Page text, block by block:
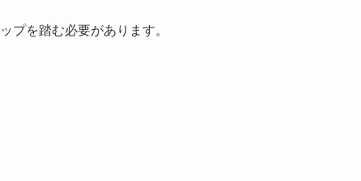
プを踏む必要があります。